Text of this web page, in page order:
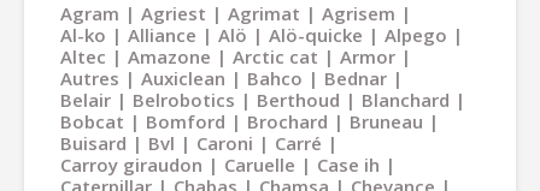
Agram Agriest Agrimat
Agrisem
Al-ko
Alliance Alö Alö-quicke
Alpego
Altec
Amazone Arctic cat
Armor
Autres
Auxiclean Bahco
Bednar
Belair
Belrobotics Berthoud
Blanchard
Bobcat
Bomford Brochard
Bruneau
Buisard
Bvl Caroni
Carré
Carroy giraudon
Caruelle
Case ih
Caterpillar
Chabas Chamsa
Chevance